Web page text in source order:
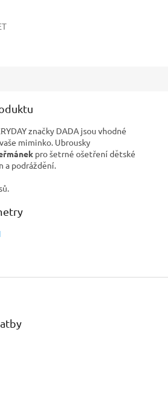
značky DADA jsou vhodné
miminko. Ubrousky
pro šetrné ošetření dětské
a podráždění.